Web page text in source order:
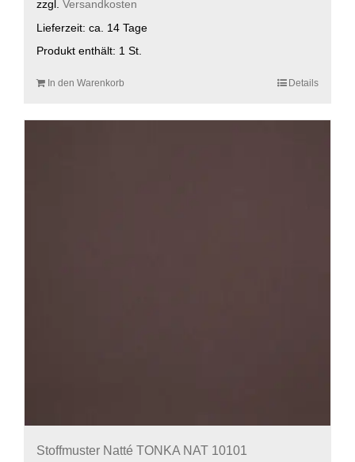
zzgl. Versandkosten
Lieferzeit: ca. 14 Tage
Produkt enthält: 1 St.
In den Warenkorb Details
Stoffmuster Natté TONKA NAT 10101